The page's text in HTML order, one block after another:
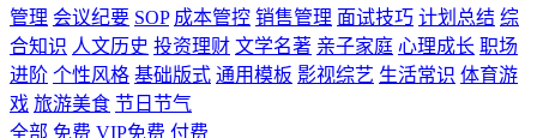
管理 会议纪要 SOP 成本管控 销售管理 面试技巧 计划总结 综
合知识 人文历史 投资理财 文学名著 亲子家庭 心理成长 职场
进阶 个性风格 基础版式 通用模板 影视综艺 生活常识 体育游
戏 旅游美食 节日节气
全部 免费 VIP免费 付费